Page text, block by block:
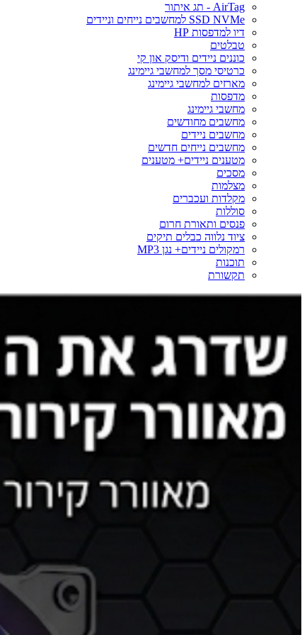
AirTag - תג איתור
SSD NVMe למחשבים נייחים וניידים
דיו למדפסות HP
טבלטים
כוננים ניידים ודיסק און קי
כרטיסי מסך למחשבי גיימינג
מארזים למחשבי גיימינג
מדפסות
מחשבי גיימינג
מחשבים מחודשים
מחשבים ניידים
מחשבים נייחים חדשים
מטענים ניידים+ מטענים
מסכים
מצלמות
מקלדות ועכברים
סוללות
פנסים ותאורת חרום
ציוד נלווה כבלים תיקים
רמקולים ניידים+ נגן MP3
תוכנות
תקשורת